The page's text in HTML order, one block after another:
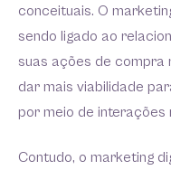
conceituais. O
sendo ligado ao
suas ações de compra
dar mais viabilidade
por meio de interações
Contudo, o marketing